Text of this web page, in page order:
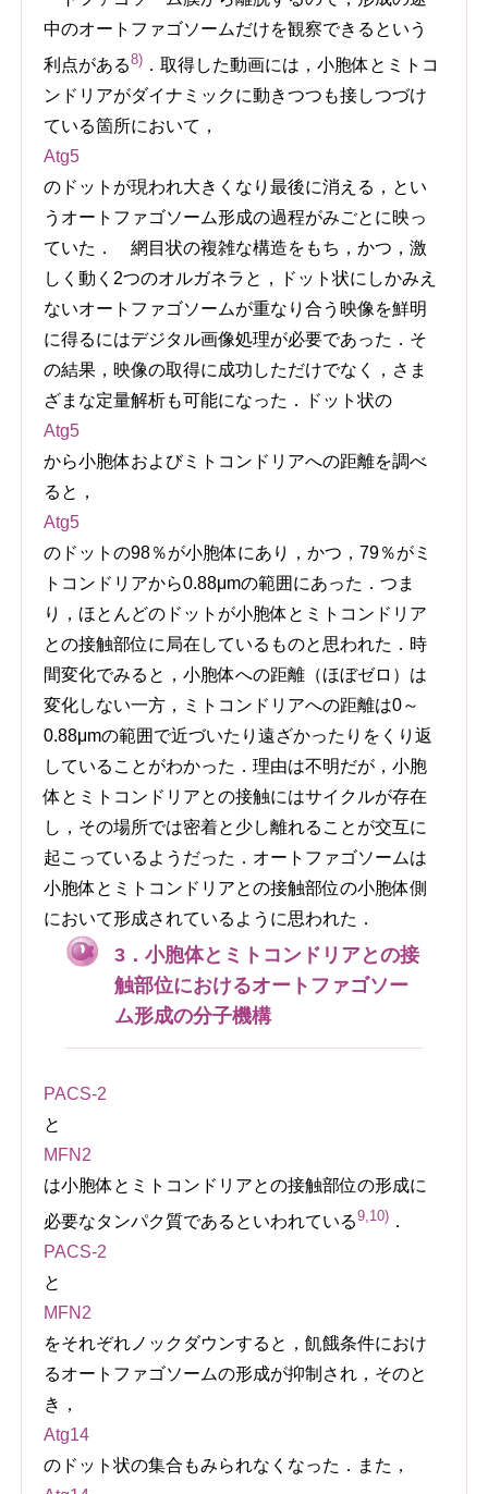
中のオートファゴソームだけを観察できるという
利点がある8) ．取得した動画には，小胞体とミトコ
ンドリアがダイナミックに動きつつも接しつづけ
ている箇所において，
Atg5
のドットが現われ大きくなり最後に消える，とい
うオートファゴソーム形成の過程がみごとに映っ
ていた． 網目状の複雑な構造をもち，かつ，激
しく動く2つのオルガネラと，ドット状にしかみえ
ないオートファゴソームが重なり合う映像を鮮明
に得るにはデジタル画像処理が必要であった．そ
の結果，映像の取得に成功しただけでなく，さま
ざまな定量解析も可能になった．ドット状の
Atg5
から小胞体およびミトコンドリアへの距離を調べ
ると，
Atg5
のドットの98％が小胞体にあり，かつ，79％がミ
トコンドリアから0.88μmの範囲にあった．つま
り，ほとんどのドットが小胞体とミトコンドリア
との接触部位に局在しているものと思われた．時
間変化でみると，小胞体への距離（ほぼゼロ）は
変化しない一方，ミトコンドリアへの距離は0～
0.88μmの範囲で近づいたり遠ざかったりをくり返
していることがわかった．理由は不明だが，小胞
体とミトコンドリアとの接触にはサイクルが存在
し，その場所では密着と少し離れることが交互に
起こっているようだった．オートファゴソームは
小胞体とミトコンドリアとの接触部位の小胞体側
において形成されているように思われた．
3．小胞体とミトコンドリアとの接
触部位におけるオートファゴソー
ム形成の分子機構
PACS-2
と
MFN2
は小胞体とミトコンドリアとの接触部位の形成に
必要なタンパク質であるといわれている9,10) ．
PACS-2
と
MFN2
をそれぞれノックダウンすると，飢餓条件におけ
るオートファゴソームの形成が抑制され，そのと
き，
Atg14
のドット状の集合もみられなくなった．また，